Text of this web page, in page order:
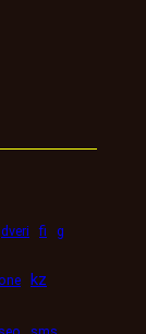
dveri fi g
kz
seo sms